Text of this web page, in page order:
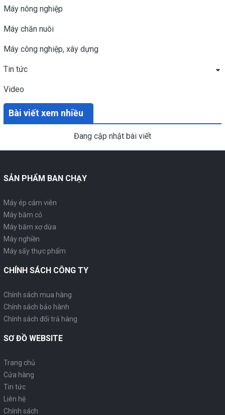
Máy nông nghiệp
Máy chăn nuôi
Máy công nghiệp, xây dựng
Tin tức
Video
Bài viết xem nhiều
Đang cập nhật bài viết
SẢN PHẨM BAN CHẠY
Máy ép cám viên
Máy băm cỏ
Máy băm xơ dừa
Máy nghiền
Máy sấy thực phẩm
CHÍNH SÁCH CÔNG TY
Chính sách mua hàng
Chính sách bảo hành
Chính sách đổi trả hàng
SƠ ĐỒ WEBSITE
Trang chủ
Cửa hàng
Tin tức
Liên hệ
Chính sách